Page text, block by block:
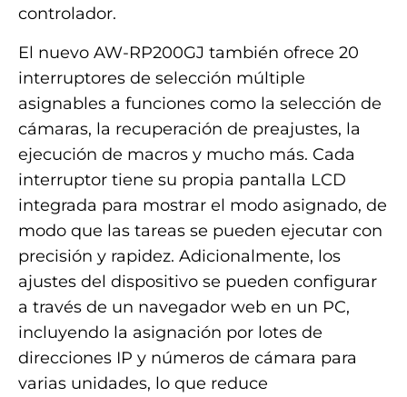
controlador.
El nuevo AW-RP200GJ también ofrece 20
interruptores de selección múltiple
asignables a funciones como la selección de
cámaras, la recuperación de preajustes, la
ejecución de macros y mucho más. Cada
interruptor tiene su propia pantalla LCD
integrada para mostrar el modo asignado, de
modo que las tareas se pueden ejecutar con
precisión y rapidez. Adicionalmente, los
ajustes del dispositivo se pueden configurar
a través de un navegador web en un PC,
incluyendo la asignación por lotes de
direcciones IP y números de cámara para
varias unidades, lo que reduce